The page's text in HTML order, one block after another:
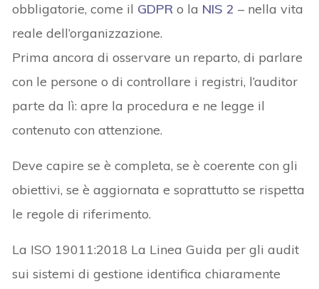
obbligatorie, come il GDPR o la NIS 2 – nella vita
reale dell’organizzazione.
Prima ancora di osservare un reparto, di parlare
con le persone o di controllare i registri, l’auditor
parte da lì: apre la procedura e ne legge il
contenuto con attenzione.
Deve capire se è completa, se è coerente con gli
obiettivi, se è aggiornata e soprattutto se rispetta
le regole di riferimento.
La ISO 19011:2018 La Linea Guida per gli audit
sui sistemi di gestione identifica chiaramente